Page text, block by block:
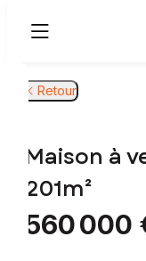
Retour
Maison à
201m²
560 000